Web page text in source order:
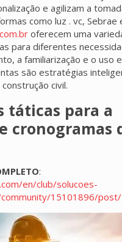
e agilizam a
como luz . vc, Sebrae
oferecem uma
para diferentes
a familiarização e o uso
são estratégias
civil.
táticas para a
cronogramas
:
en/club/solucoes-
15101896/